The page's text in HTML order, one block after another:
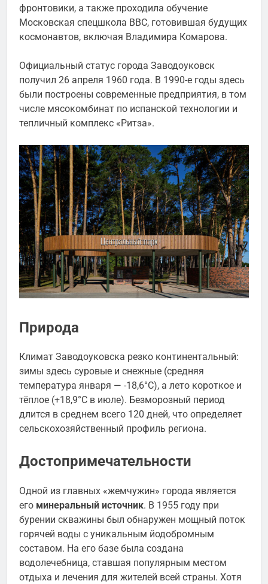
фронтовики, а также проходила обучение
Московская спецшкола ВВС, готовившая будущих
космонавтов, включая Владимира Комарова.
Официальный статус города Заводоуковск
получил 26 апреля 1960 года. В 1990-е годы здесь
были построены современные предприятия, в том
числе мясокомбинат по испанской технологии и
тепличный комплекс «Ритза».
Природа
Климат Заводоуковска резко континентальный:
зимы здесь суровые и снежные (средняя
температура января — -18,6°C), а лето короткое и
тёплое (+18,9°C в июле). Безморозный период
длится в среднем всего 120 дней, что определяет
сельскохозяйственный профиль региона.
Достопримечательности
Одной из главных «жемчужин» города является
его минеральный источник. В 1955 году при
бурении скважины был обнаружен мощный поток
горячей воды с уникальным йодобромным
составом. На его базе была создана
водолечебница, ставшая популярным местом
отдыха и лечения для жителей всей страны. Хотя